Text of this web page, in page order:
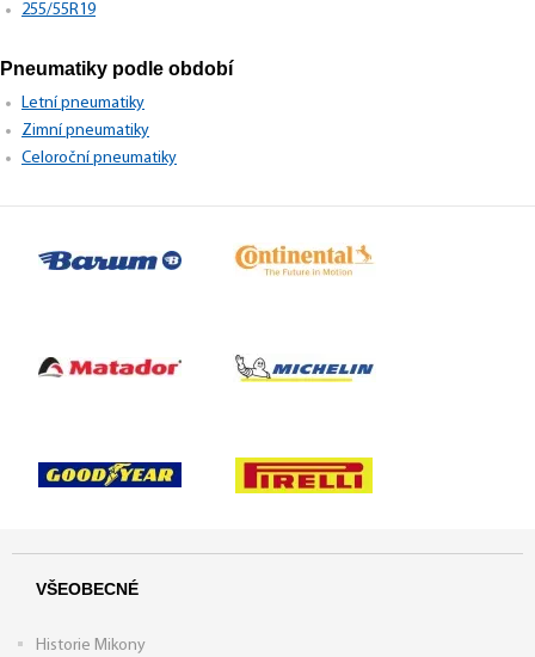
255/55R19
Pneumatiky podle období
Letní pneumatiky
Zimní pneumatiky
Celoroční pneumatiky
VŠEOBECNÉ
Historie Mikony